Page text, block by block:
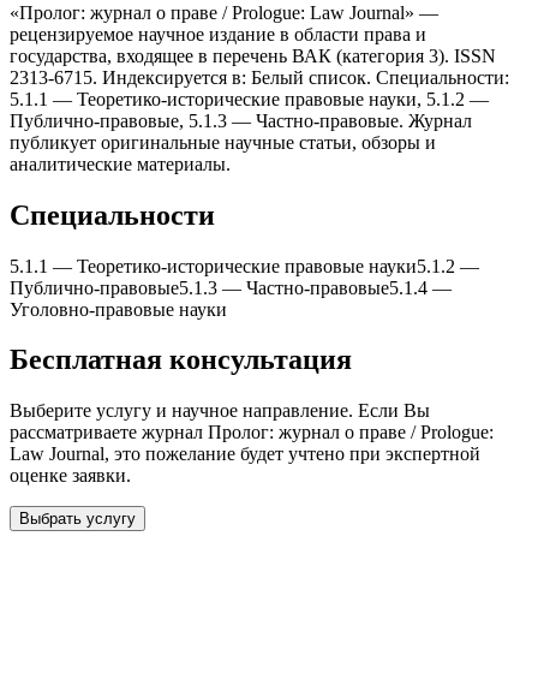
«Пролог: журнал о праве / Prologue: Law Journal» —
рецензируемое научное издание в области права и
государства, входящее в перечень ВАК (категория 3). ISSN
2313-6715. Индексируется в: Белый список. Специальности:
5.1.1 — Теоретико-исторические правовые науки, 5.1.2 —
Публично-правовые, 5.1.3 — Частно-правовые. Журнал
публикует оригинальные научные статьи, обзоры и
аналитические материалы.
Специальности
5.1.1 — Теоретико-исторические правовые науки5.1.2 —
Публично-правовые5.1.3 — Частно-правовые5.1.4 —
Уголовно-правовые науки
Бесплатная консультация
Выберите услугу и научное направление. Если Вы
рассматриваете журнал Пролог: журнал о праве / Prologue:
Law Journal, это пожелание будет учтено при экспертной
оценке заявки.
Выбрать услугу